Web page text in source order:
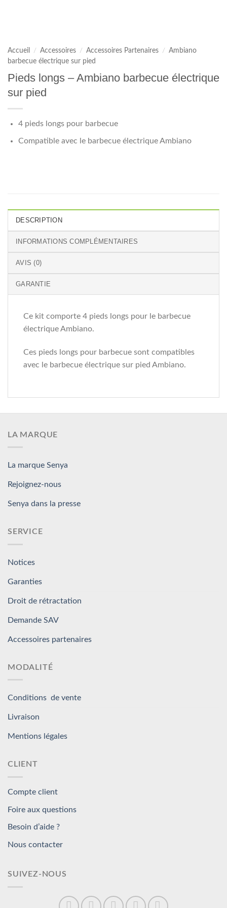
Accueil / Accessoires / Accessoires Partenaires /
Ambiano
barbecue électrique sur pied
Pieds longs – Ambiano barbecue électrique
sur pied
4 pieds longs pour barbecue
Compatible avec le barbecue électrique Ambiano
DESCRIPTION
INFORMATIONS COMPLÉMENTAIRES
AVIS (0)
GARANTIE
Ce kit comporte 4 pieds longs pour le barbecue
électrique Ambiano.
Ces pieds longs pour barbecue sont compatibles
avec le barbecue électrique sur pied Ambiano.
LA MARQUE
La marque Senya
Rejoignez-nous
Senya dans la presse
SERVICE
Notices
Garanties
Droit de rétractation
Demande SAV
Accessoires partenaires
MODALITÉ
Conditions de vente
Livraison
Mentions légales
CLIENT
Compte client
Foire aux questions
Besoin d’aide ?
Nous contacter
SUIVEZ-NOUS